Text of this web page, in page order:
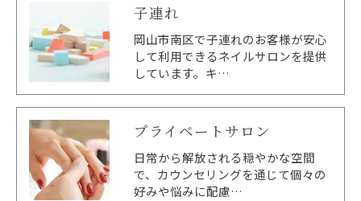
子連れ
岡山市南区で子連れのお客様が安心
して利用できるネイルサロンを提供
しています。キ…
プライベートサロン
日常から解放される穏やかな空間
で、カウンセリングを通じて個々の
好みや悩みに配慮…